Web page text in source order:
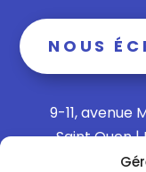
NOUS
9-11, avenue
Saint Ouen |